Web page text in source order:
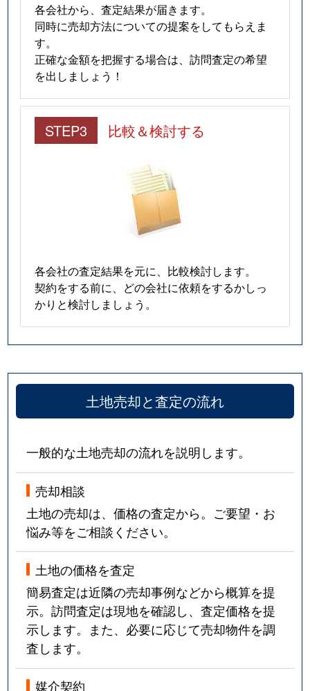
各会社から、査定結果が届きます。
同時に売却方法についての提案をしてもらえま
す。
正確な金額を把握する場合は、訪問査定の希望
を出しましょう！
STEP3 比較＆検討する
各会社の査定結果を元に、比較検討します。
契約をする前に、どの会社に依頼をするかしっ
かりと検討しましょう。
土地売却と査定の流れ
一般的な土地売却の流れを説明します。
売却相談
土地の売却は、価格の査定から。ご要望・お
悩み等をご相談ください。
土地の価格を査定
簡易査定は近隣の売却事例などから概算を提
示。訪問査定は現地を確認し、査定価格を提
示します。また、必要に応じて売却物件を調
査します。
媒介契約